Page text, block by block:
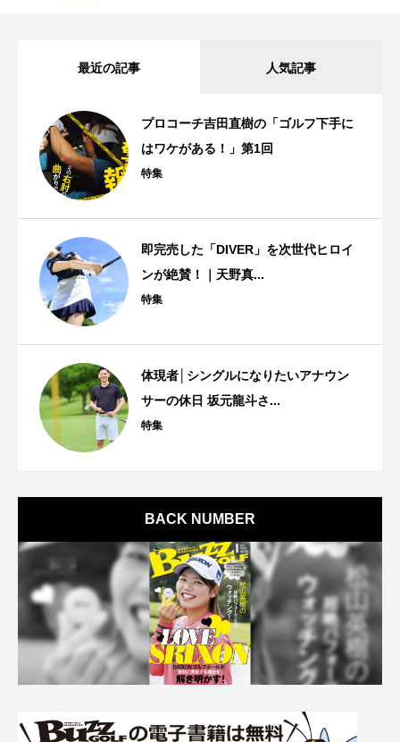
最近の記事 人気記事
プロコーチ吉田直樹の「ゴルフ下手に
はワケがある！」第1回
特集
即完売した「DIVER」を次世代ヒロイ
ンが絶賛！｜天野真...
特集
体現者│シングルになりたいアナウン
サーの休日 坂元龍斗さ...
特集
BACK NUMBER